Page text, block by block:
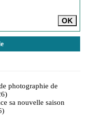
photographie de
sa nouvelle saison